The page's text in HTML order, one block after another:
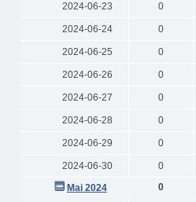
2024-06-23 0
2024-06-24 0
2024-06-25 0
2024-06-26 0
2024-06-27 0
2024-06-28 0
2024-06-29 0
2024-06-30 0
Mai 2024
0